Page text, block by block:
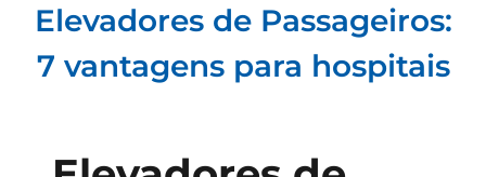
Elevadores de Passageiros:
7 vantagens para hospitais